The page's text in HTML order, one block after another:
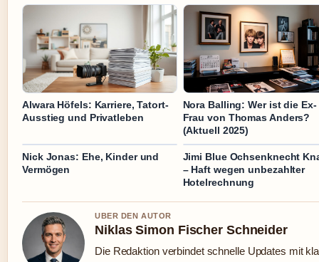
Alwara Höfels: Karriere, Tatort-
Ausstieg und Privatleben
Nora Balling: Wer ist die Ex-
Frau von Thomas Anders?
(Aktuell 2025)
Nick Jonas: Ehe, Kinder und
Vermögen
Jimi Blue Ochsenknecht
– Haft wegen unbezahlter
Hotelrechnung
UBER DEN AUTOR
Niklas Simon Fischer Schneider
Die Redaktion verbindet schnelle Updates mit